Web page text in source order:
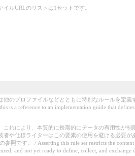
ルURLのリストは1セットです。
のプロファイルなどとともに特別なルールを定義
is a reference to an implementation guide that
れにより、本質的に長期的にデータの有用性が
や仕様ライターはこの要素の使用を避ける必要
です。 / Asserting this rule set restricts the
and not yet ready to define, collect, and exchange